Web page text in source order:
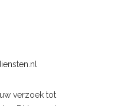
verzoek tot